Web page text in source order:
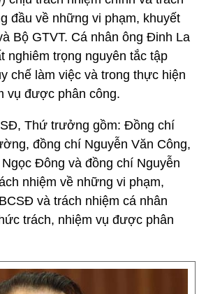
đầu về những vi phạm, khuyết
Bộ GTVT. Cá nhân ông Đinh La
nghiêm trọng nguyên tắc tập
chế làm việc và trong thực hiện
vụ được phân công.
Thứ trưởng gồm: Đồng chí
đồng chí Nguyễn Văn Công,
Đông và đồng chí Nguyễn
nhiệm về những vi phạm,
và trách nhiệm cá nhân
trách, nhiệm vụ được phân